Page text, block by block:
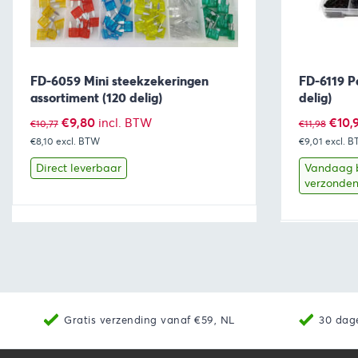
FD-6059 Mini steekzekeringen
assortiment (120 delig)
€10,77 Oorspronkelijke
prijs
was:
€9,80Huidige
prijs
is:
incl. BTW
€8,10 excl. BTW
Direct leverbaar
FD-6119
delig)
€11,98
prijs
was:
€
€9,01 excl.
Vandaag
verzonden
Gratis verzending vanaf €59, NL 30